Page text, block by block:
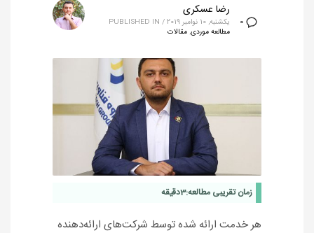
0
رضا عسکری
یکشنبه, 10 نوامبر 2019 /
PUBLISHED IN
مطالعه موردی, مقالات
زمان تقریبی مطالعه:3دقیقه
هر خدمت ارائه شده توسط شرکت‌های ارائه‌دهنده